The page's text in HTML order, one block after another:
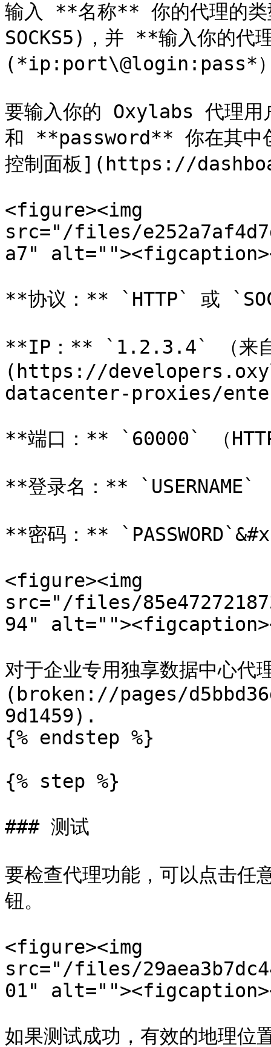
输入 **名称** 你的代理的
SOCKS5)，并 **输入你的代
(*ip:port\@login:pass*）
要输入你的 Oxylabs 代理用
和 **password** 你在其中
控制面板](https://
<figure><img
src="/files/
a7"
**协议：** `HTTP` 或
**IP：** `1.2.3.4` （来
(https://
datacenter-proxies/
**端口：** `60000` （
**登录名：** `USERNAME`
**密码：**
<figure><img
src="/files/
94"
对于企业专用独享数据中心
(broken://pages/
9d1459).
{% endstep %}
{% step %}
### 测试
要检查代理功能，可以点击
钮。
<figure><img
src="/files/
01"
如果测试成功，有效的地理位